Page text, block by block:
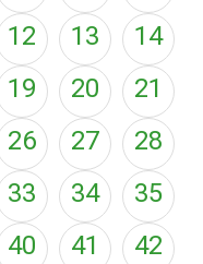
12 13
14
19 20
21
26 27
28
33 34
35
40 41 42